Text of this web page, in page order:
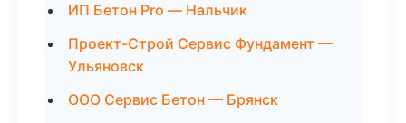
ИП Бетон Pro — Нальчик
Проект-Строй Сервис Фундамент —
Ульяновск
ООО Сервис Бетон — Брянск